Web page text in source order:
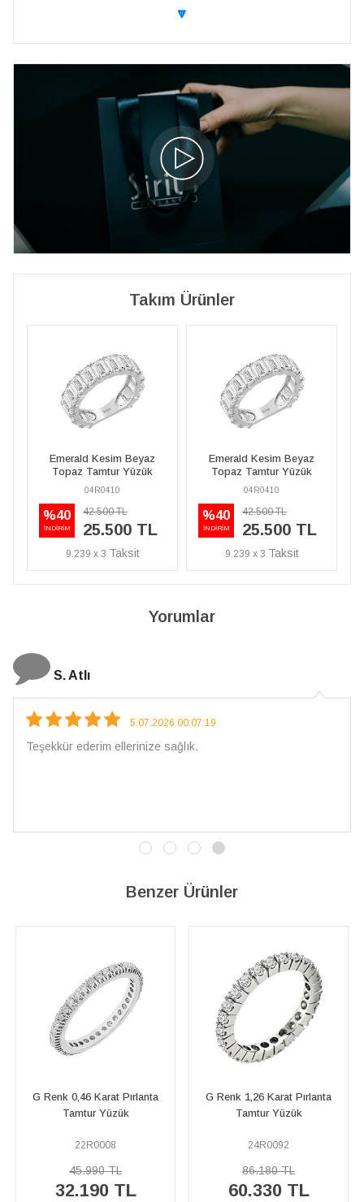
🔽
Takım Ürünler
Emerald Kesim Beyaz
Topaz Tamtur Yüzük
04R0410
%40
İNDİRİM
42.500 TL
25.500 TL
9.239 x 3
Emerald Kesim Beyaz
Topaz Tamtur Yüzük
04R0410
%40
İNDİRİM
42.500 TL
25.500 TL
9.239 x 3
Yorumlar
N. Elçi
4.08.2026 16:27:03
Çarpıcı ve olağanüstü bir işçilikle hazırlanmış bir mücevher.
Benzer Ürünler
G Renk 1,26 Karat Pırlanta
Tamtur Yüzük
24R0092
86.180 TL
60.330 TL
G Renk 1,79 Karat Pırlanta
Tamtur Yüzük
23R0073
108.400 TL
75.880 TL